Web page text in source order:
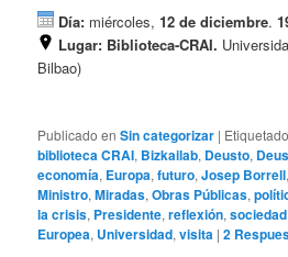
Día: miércoles,12 de diciembre.
Lugar: Biblioteca-CRAI.
Bilbao)
Publicado en Sin categorizar | Etiquetado
biblioteca CRAI, Bizkailab, Deusto,
economía, Europa,futuro,Josep Borrell
Ministro,Miradas,Obras Públicas,
la crisis, Presidente,reflexión,sociedad
Europea, Universidad,visita |2